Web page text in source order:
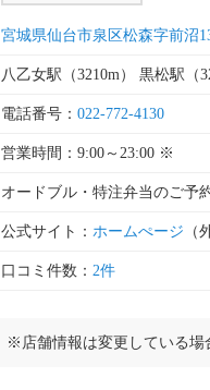
宮城県仙台市泉区松森字前沼
八乙女駅（3210m） 黒松駅（
電話番号： 022-772-4130
営業時間：9:00～23:00 ※
オードブル・特注弁当のご予
公式サイト： ホームぺージ （
口コミ件数： 2件
※店舗情報は変更している場